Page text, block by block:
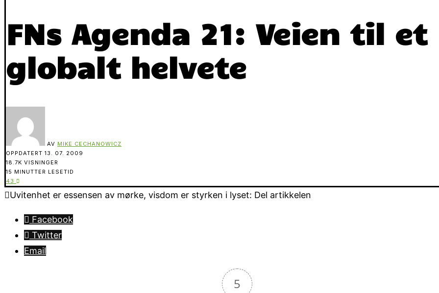
FNs Agenda 21: Veien til et
globalt helvete
AV MIKE CECHANOWICZ
OPPDATERT 13. 07. 2009
18.7K VISNINGER
15 MINUTTER LESETID
43
Uvitenhet er essensen av mørke, visdom er styrken i lyset: Del artikkelen
Facebook
Twitter
Email
5